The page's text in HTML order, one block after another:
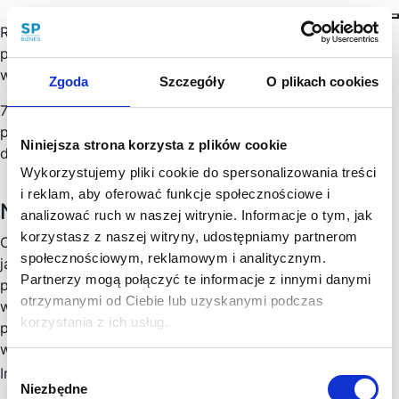
Zgoda Szczegóły O plikach cookies
Niniejsza strona korzysta z plików cookie
Wykorzystujemy pliki cookie do spersonalizowania treści
i reklam, aby oferować funkcje społecznościowe i
analizować ruch w naszej witrynie. Informacje o tym, jak
korzystasz z naszej witryny, udostępniamy partnerom
społecznościowym, reklamowym i analitycznym.
Partnerzy mogą połączyć te informacje z innymi danymi
otrzymanymi od Ciebie lub uzyskanymi podczas
korzystania z ich usług.
Wybór
zgody
Niezbędne
Rok 2023 to bez wątpienia czas wielu zmian w Kodeksie
pracy. Ustawodawca zdecydował się przede wszystkim
wprowadzić na stałe do Kodeksu pracy przepisy dot.…
7 kwietnia 2023 r. wejdzie w życie nowelizacja Kodeksu
pracy, która wprowadzi sporo istotnych zmian zarówno
dla pracowników, jak i dla pracodawców.…
Newsletter
Chętny, chętna na więcej praktycznych porad prawnych
jak wesprzeć rozwój Twojego biznesu, zoptymalizować
podatki, zminimalizować formalności? Cenimy Twój czas:
wysyłamy konkrety, rzetelne informacje sprawdzone w
praktyce i ważne aktualizacje w prawie, które mogą mieć
wpływ na Twoj biznes. Skorzystaj!
Imię